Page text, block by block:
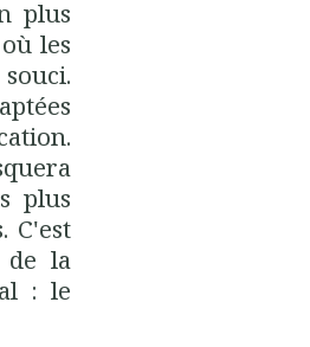
plus
les
.
plus
C'est
de la
: le